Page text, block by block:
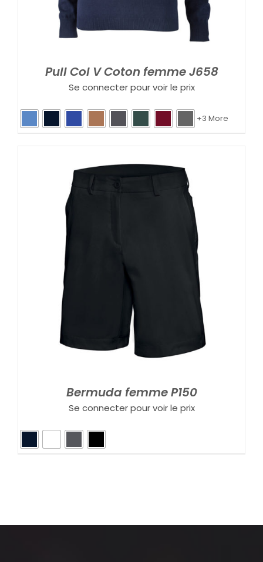
Pull Col V Coton femme J658
Se connecter pour voir le prix
+3 More
Bermuda femme P150
Se connecter pour voir le prix